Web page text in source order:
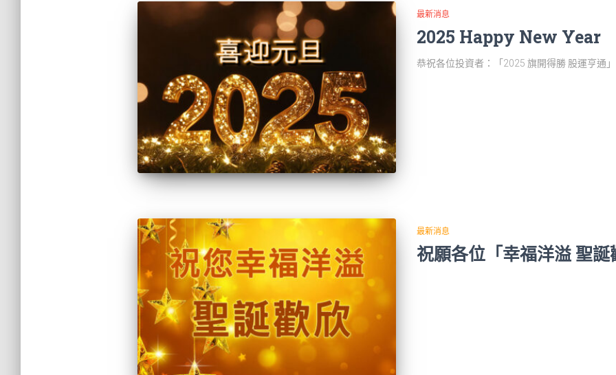
最新消息
2025 Happy New Year
恭祝各位投資者：「2025 旗開得勝 股運亨通」
最新消息
祝願各位「幸福洋溢 聖誕